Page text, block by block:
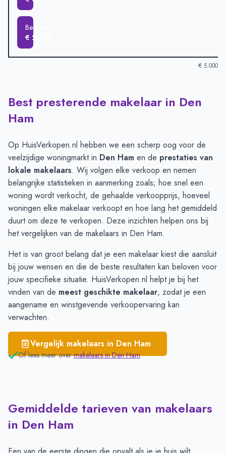
Beerzerveld
€ 2.738
€ 5.000
Verkoopprijzen in andere plaatsen per m2-Afgelopen 3
Den Ham
Hellendoorn
€ 4.302
Daarlerveen
€ 3.938
Vroomshoop
€ 3.887
Westerhaar-Vriezenveensewijk
€ 3.064
Beerzerveld
€ 2.738
Best presterende makelaar in Den
Ham
Op HuisVerkopen.nl hebben we een scherp oog voor de
veelzijdige woningmarkt in Den Ham en de prestaties van
lokale makelaars. Wij volgen elke verkoop en nemen
belangrijke statistieken in aanmerking zoals; hoe snel een
woning wordt verkocht, de gehaalde verkoopprijs, hoeveel
woningen elke makelaar verkoopt en hoe lang het gemiddeld
duurt om deze te verkopen. Deze inzichten helpen ons bij
het vergelijken van de makelaars in Den Ham.
Het is van groot belang dat je een makelaar kiest die aansluit
bij jouw wensen en die de beste resultaten kan beloven voor
jouw specifieke situatie. HuisVerkopen.nl helpt je bij het
vinden van de meest geschikte makelaar, zodat je een
aangename en winstgevende verkoopervaring kan
verwachten.
Vergelijk makelaars in Den Ham
Of lees meer over makelaars inDen Ham
Gemiddelde tarieven van makelaars
in Den Ham